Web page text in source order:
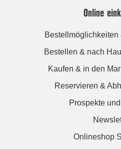
Online
Bestellmöglichkeiten
Bestellen & nach
Kaufen & in den
Reservieren &
Prospekte
Onlineshop